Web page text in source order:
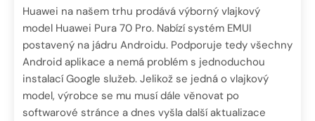
Huawei na našem trhu prodává výborný vlajkový
model Huawei Pura 70 Pro. Nabízí systém EMUI
postavený na jádru Androidu. Podporuje tedy všechny
Android aplikace a nemá problém s jednoduchou
instalací Google služeb. Jelikož se jedná o vlajkový
model, výrobce se mu musí dále věnovat po
softwarové stránce a dnes vyšla další aktualizace